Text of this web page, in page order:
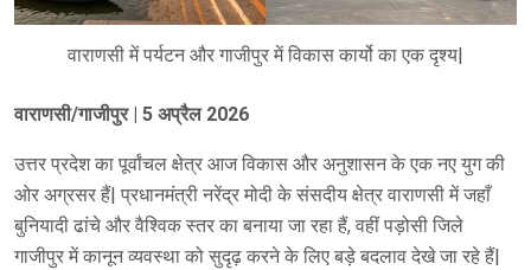
वाराणसी में पर्यटन और गाजीपुर में विकास कार्यो का एक दृश्य|
वाराणसी/गाजीपुर | 5 अप्रैल 2026
उत्तर प्रदेश का पूर्वांचल क्षेत्र आज विकास और अनुशासन के एक नए युग की
ओर अग्रसर हैं| प्रधानमंत्री नरेंद्र मोदी के संसदीय क्षेत्र वाराणसी में जहाँ
बुनियादी ढांचे और वैश्विक स्तर का बनाया जा रहा हैं, वहीं पड़ोसी जिले
गाजीपुर में कानून व्यवस्था को सुदृढ़ करने के लिए बड़े बदलाव देखे जा रहे हैं|